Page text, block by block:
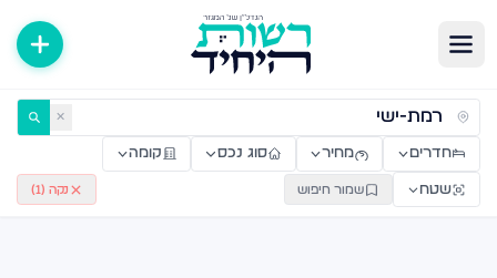
דירות למכירה ולהשכרה — רשות היחיד ✕
חדרים מחיר סוג נכס קומה
שטח שמור חיפוש נקה ( 1
)